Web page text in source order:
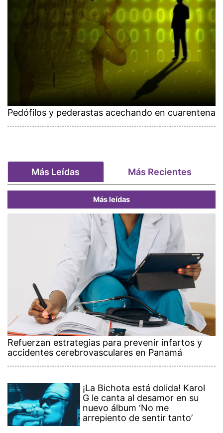
Pedófilos y pederastas acechando en cuarentena
Más Leídas Más Recientes
Más leídas
Refuerzan estrategias para prevenir infartos y
accidentes cerebrovasculares en Panamá
¡La Bichota está dolida! Karol
G le canta al desamor en su
nuevo álbum ‘No me
arrepiento de sentir tanto’